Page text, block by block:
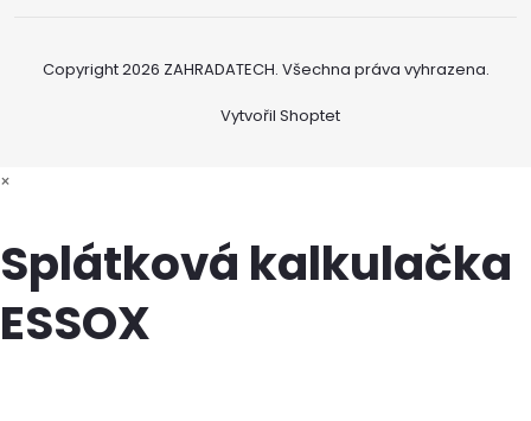
Vytvořil Shoptet
Copyright 2026 ZAHRADATECH. Všechna práva vyhrazena.
×
Splátková kalkulačka
ESSOX